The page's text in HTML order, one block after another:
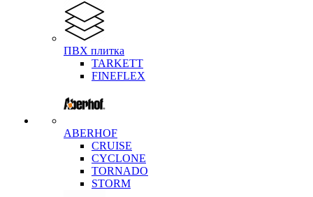
ПВХ плитка
TARKETT
FINEFLEX
ABERHOF
CRUISE
CYCLONE
TORNADO
STORM